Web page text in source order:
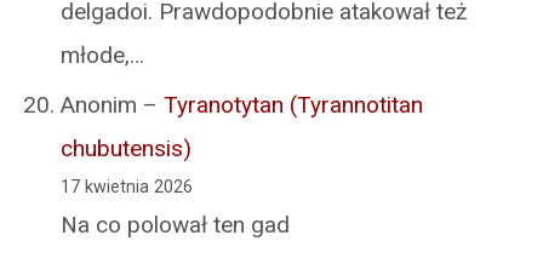
delgadoi. Prawdopodobnie atakował też
młode,…
Anonim – Tyranotytan (Tyrannotitan
chubutensis)
17 kwietnia 2026
Na co polował ten gad